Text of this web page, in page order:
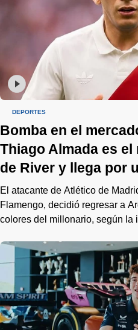
DEPORTES
Bomba en el
Thiago Almada es
de River y llega por
El atacante de Atlético de
Flamengo, decidió regresar a
colores del millonario, según la